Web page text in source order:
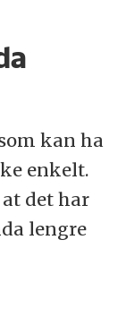
kan ha
enkelt.
det har
lengre